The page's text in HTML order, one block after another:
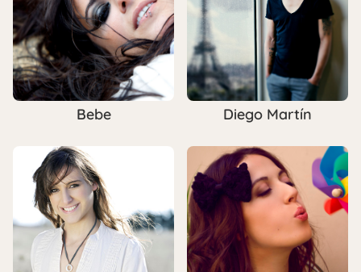
Bebe Diego Martín